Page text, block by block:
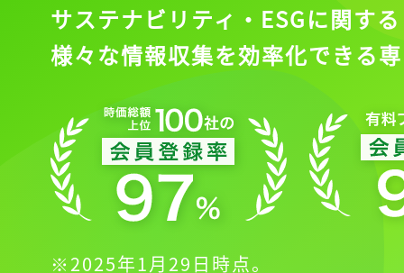
サステナビリティ・ESGに関する
様々な情報収集を効率化できる
※2025年1月29日時点。